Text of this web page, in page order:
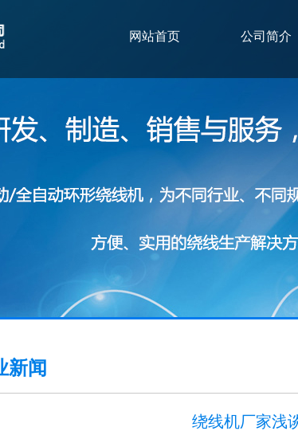
网站首页 公司简介
新闻
绕线机厂家浅